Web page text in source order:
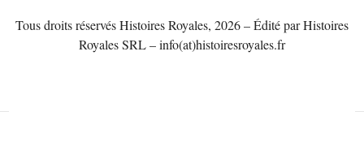
Tous droits réservés Histoires Royales, 2026 – Édité par Histoires
Royales SRL – info(at)histoiresroyales.fr